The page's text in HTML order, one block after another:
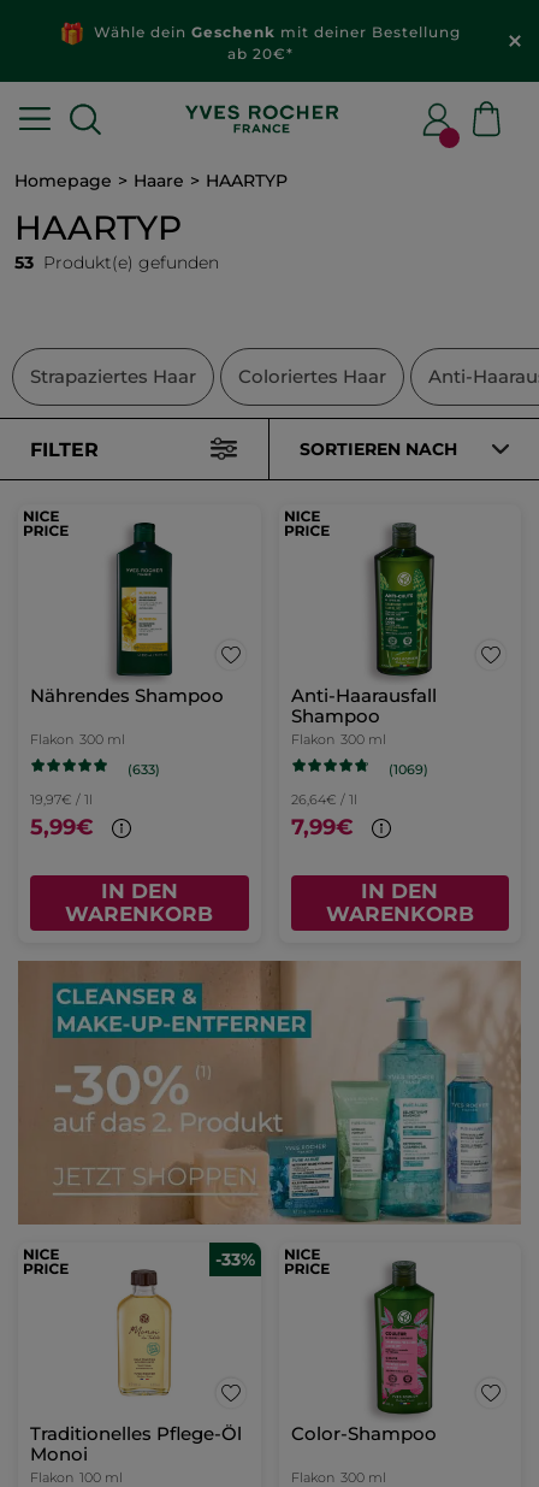
Wähle dein Geschenk mit deiner Bestellung
ab 20€*
Homepage Haare HAARTYP
HAARTYP
53 Produkt(e) gefunden
Strapaziertes Haar Coloriertes Haar Anti-
FILTER SORTIEREN NACH
Nährendes Shampoo
Flakon 300 ml
(633)
19,97€ / 1l
5,99€
IN DEN
WARENKORB
Anti-Haarausfall
Shampoo
Flakon 300 ml
(1069)
26,64€ / 1l
7,99€
IN DEN
WARENKORB
-33%
Traditionelles Pflege-Öl
Monoi
Flakon 100 ml
Color-Shampoo
Flakon 300 ml